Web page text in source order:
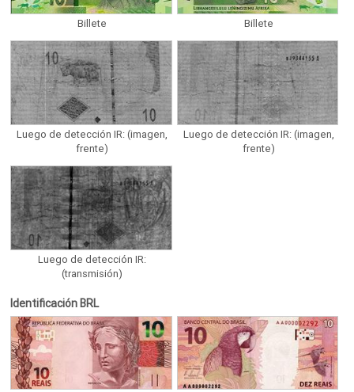
Billete Billete
Luego de detección IR: (imagen,
frente)
Luego de detección IR: (imagen,
frente)
Luego de detección IR:
(transmisión)
Identificación BRL